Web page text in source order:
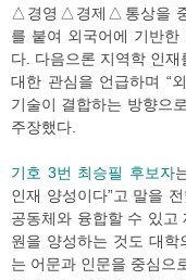
△경영△경제△통상을 중
를 붙여 외국어에 기반
다. 다음으론 지역학 인
대한 관심을 언급하며 “
기술이 결합하는 방향으
주장했다.
기호 3번 최승필 후보자
인재 양성이다”고 말을
공동체와 융합할 수 있고
원을 양성하는 것도 대학
는 어문과 인문을 중심으